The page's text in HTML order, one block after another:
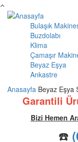
Ana içeriğe atla
Ana menü
Bulaşık
Buzdolabı
Klima
Çamaşır
Beyaz Eşya
Ankastre
Anasayfa Beyaz Eşya
Garantili
Bizi Hemen
☎️